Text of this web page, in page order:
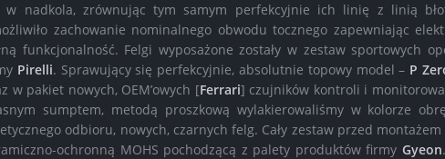
w nadkola, zrównując tym samym perfekcyjnie ich linię z linią
zachowanie nominalnego obwodu tocznego zapewniając
funkcjonalność. Felgi wyposażone zostały w zestaw sportowych
Pirelli. Sprawujący się perfekcyjnie, absolutnie topowy model – P
w pakiet nowych, OEM’owych [Ferrari] czujników kontroli i
sumptem, metodą proszkową wylakierowaliśmy w kolorze
odbioru, nowych, czarnych felg. Cały zestaw przed montażem
ochronną MOHS pochodzącą z palety produktów firmy Gyeon